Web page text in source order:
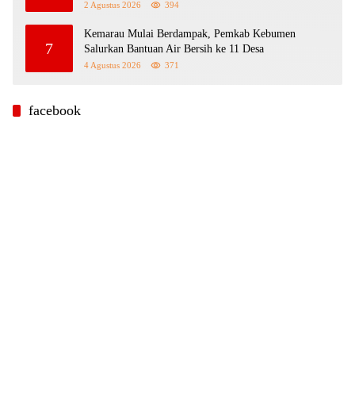
2 Agustus 2026 394
7
Kemarau Mulai Berdampak, Pemkab Kebumen
Salurkan Bantuan Air Bersih ke 11 Desa
4 Agustus 2026 371
facebook